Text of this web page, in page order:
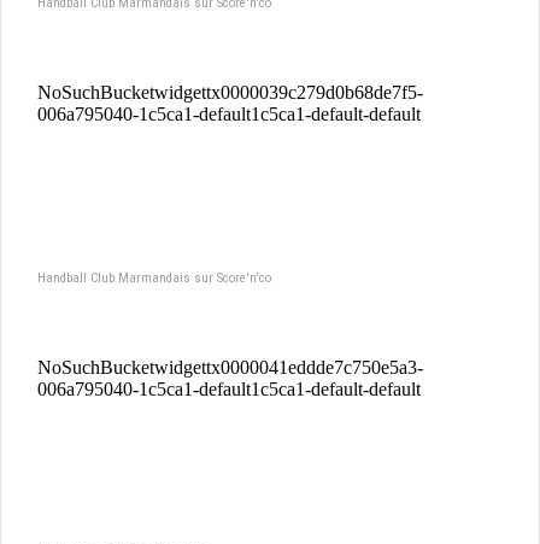
Handball Club Marmandais sur Score'n'co